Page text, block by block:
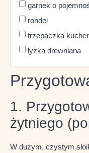
garnek o
rondel
trzepaczka
łyżka drewniana
1.
żytniego
W dużym, czystym